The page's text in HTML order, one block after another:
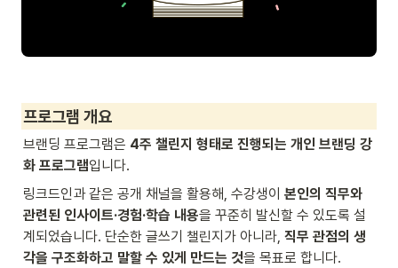
프로그램 개요
브랜딩 프로그램은 4주 챌린지 형태로 진행되는 개인 브랜딩 강
화 프로그램입니다.
링크드인과 같은 공개 채널을 활용해, 수강생이 본인의 직무와
관련된 인사이트·경험·학습 내용을 꾸준히 발신할 수 있도록 설
계되었습니다. 단순한 글쓰기 챌린지가 아니라, 직무 관점의 생
각을 구조화하고 말할 수 있게 만드는 것을 목표로 합니다.